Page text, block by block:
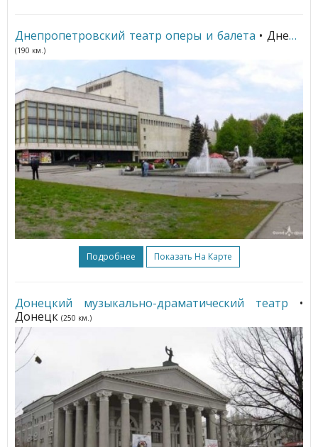
Днепропетровский театр оперы и балета • Днепр
(190 км.)
Подробнее Показать На Карте
Донецкий музыкально-драматический театр
•
Донецк (250 км.)